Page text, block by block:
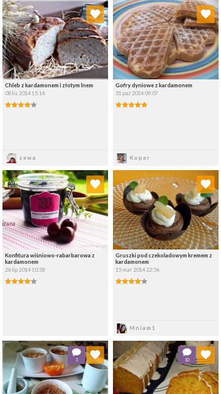
Chleb z kardamonem i złotym lnem
08 lis 2014 15:14
zewa
Dodaj do ulubionych
Wybierz listę:
Gofry dyniowe z kardamonem
31 paź 2014 09:07
Koper
Dodaj do ulubionych
Wybierz listę:
Konfitura wiśniowo-rabarbarowa z
kardamonem
26 lip 2014 10:38
Dodaj do ulubionych
Wybierz listę:
Gruszki pod czekoladowym kremem z
kardamonem
15 mar 2014 22:56
Mniam1
Dodaj do ulubionych
Wybierz listę:
1
Dodaj do ulubionych
Wybierz listę:
10
Dodaj do ulubionych
Wybierz listę: